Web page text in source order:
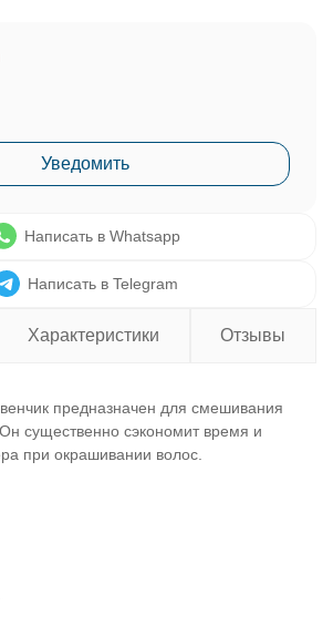
Уведомить
Написать в Whatsapp
Написать в Telegram
Характеристики Отзывы
предназначен для смешивания
существенно сэкономит время и
при окрашивании волос.